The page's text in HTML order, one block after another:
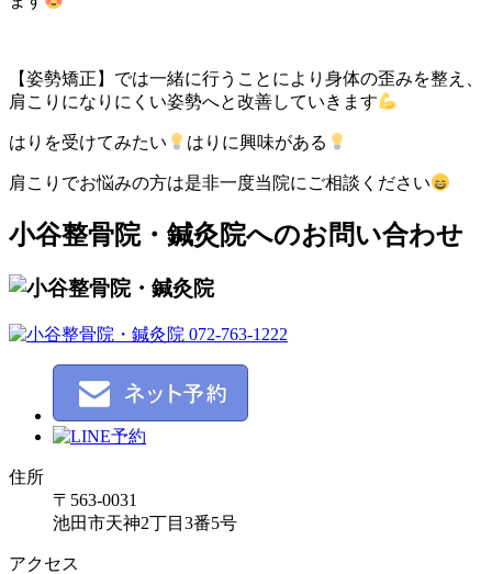
【姿勢矯正】では一緒に行うことにより身体の歪みを整え、
肩こりになりにくい姿勢へと改善していきます
はりを受けてみたい はりに興味がある
肩こりでお悩みの方は是非一度当院にご相談ください
小谷整骨院・鍼灸院へのお問い合わせ
住所
〒563-0031
池田市天神2丁目3番5号
アクセス